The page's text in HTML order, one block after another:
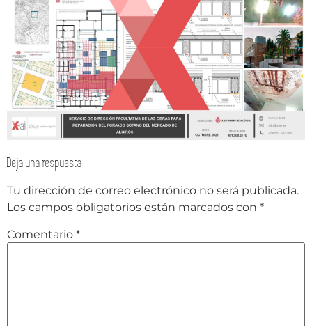
Deja una respuesta
Tu dirección de correo electrónico no será publicada.
Los campos obligatorios están marcados con *
Comentario *